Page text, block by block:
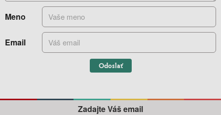
Meno
Email
Odoslať
Zadajte Váš email